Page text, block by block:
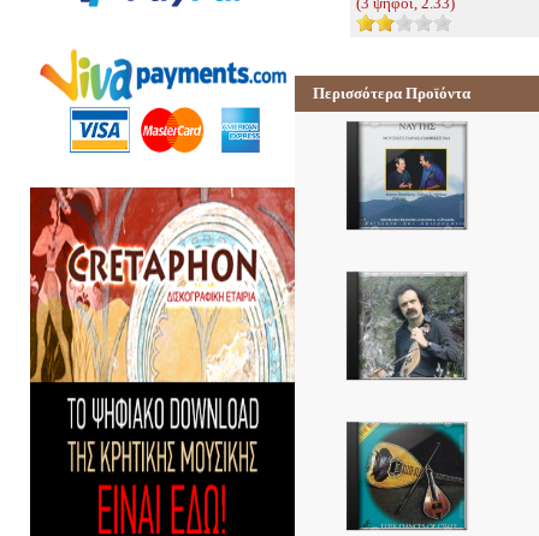
Περισσότερα Προϊόντα